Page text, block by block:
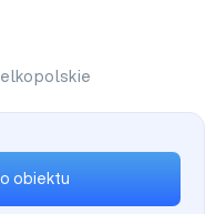
obiektu